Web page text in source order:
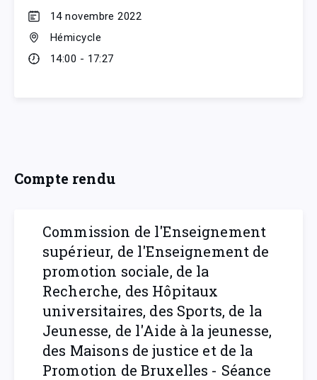
14 novembre 2022
Hémicycle
14:00 - 17:27
Compte rendu
Commission de l'Enseignement
supérieur, de l'Enseignement de
promotion sociale, de la
Recherche, des Hôpitaux
universitaires, des Sports, de la
Jeunesse, de l'Aide à la jeunesse,
des Maisons de justice et de la
Promotion de Bruxelles - Séance